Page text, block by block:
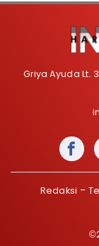
Griya Ayuda Lt.
Redaksi